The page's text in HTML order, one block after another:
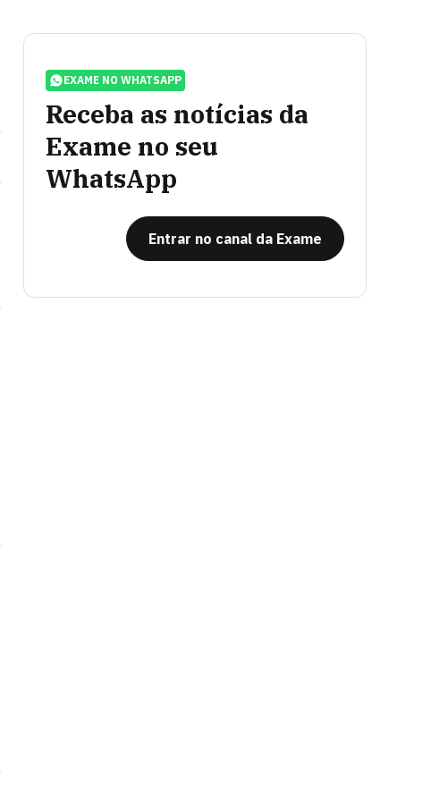
EXAME NO WHATSAPP
Receba as notícias da
Exame no seu
WhatsApp
Entrar no canal da Exame